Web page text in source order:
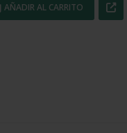
AÑADIR AL CARRITO